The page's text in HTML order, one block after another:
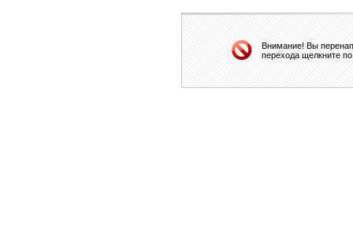
Внимание! Вы
перехода щелкните